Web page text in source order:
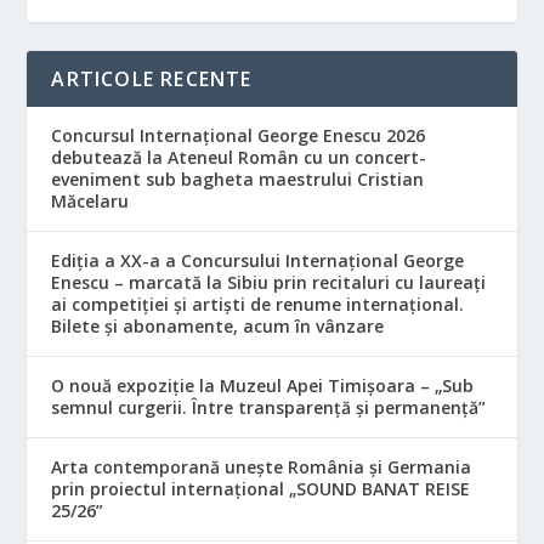
ARTICOLE RECENTE
Concursul Internațional George Enescu 2026
debutează la Ateneul Român cu un concert-
eveniment sub bagheta maestrului Cristian
Măcelaru
Ediția a XX-a a Concursului Internațional George
Enescu – marcată la Sibiu prin recitaluri cu laureați
ai competiției și artiști de renume internațional.
Bilete și abonamente, acum în vânzare
O nouă expoziție la Muzeul Apei Timișoara – „Sub
semnul curgerii. Între transparență și permanență”
Arta contemporană unește România și Germania
prin proiectul internațional „SOUND BANAT REISE
25/26”